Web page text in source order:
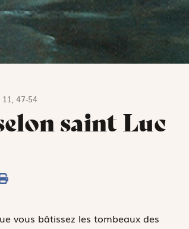
11, 47-54
saint Luc
vous bâtissez les tombeaux des